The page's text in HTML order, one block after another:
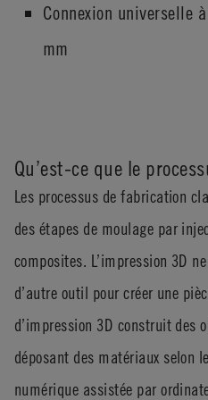
Connexion universelle
mm
Qu’est-ce que le
Les processus de fabrication
des étapes de moulage par
composites. L’impression 3D
d’autre outil pour créer une
d’impression 3D construit des
déposant des matériaux selon
numérique assistée par